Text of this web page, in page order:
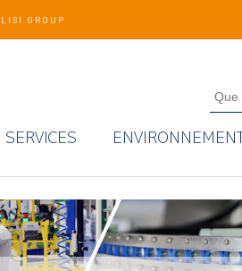
LISI GROUP
SERVICES ENVIRONNEMENT